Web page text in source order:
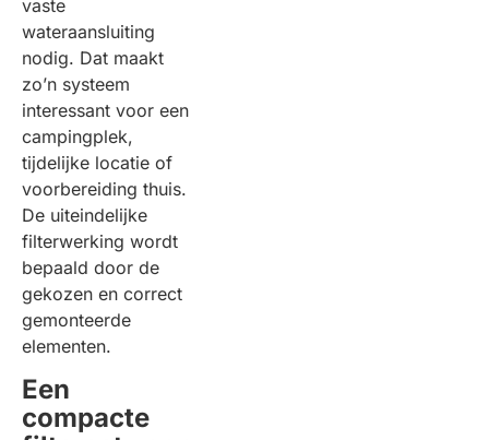
vaste
wateraansluiting
nodig. Dat maakt
zo’n systeem
interessant voor een
campingplek,
tijdelijke locatie of
voorbereiding thuis.
De uiteindelijke
filterwerking wordt
bepaald door de
gekozen en correct
gemonteerde
elementen.
Een
compacte